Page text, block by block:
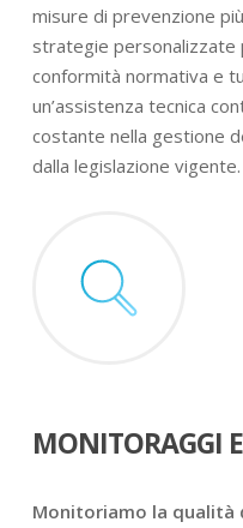
misure di prevenzione
strategie personalizzate
conformità normativa e
un’assistenza tecnica
costante nella gestione
dalla legislazione vigente.
MONITORAGGI
Monitoriamo la qualità